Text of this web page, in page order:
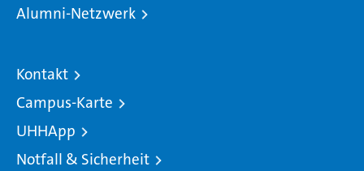
Alumni-Netzwerk
Kontakt
Campus-Karte
UHHApp
Notfall & Sicherheit